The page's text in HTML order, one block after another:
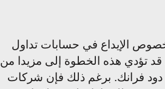
الإيداع في حسابات تداول
قد تؤدي هذه الخطوة إلى مزيدا من
دود فرانك. برغم ذلك فإن شركات